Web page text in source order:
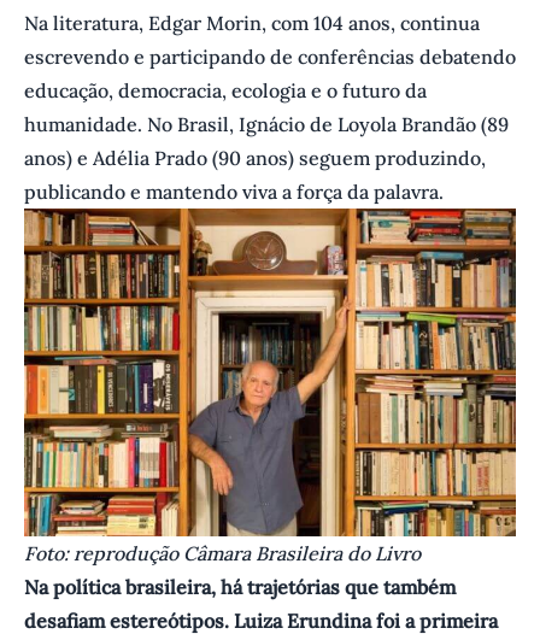
Na literatura, Edgar Morin, com 104 anos, continua
escrevendo e participando de conferências debatendo
educação, democracia, ecologia e o futuro da
humanidade. No Brasil, Ignácio de Loyola Brandão (89
anos) e Adélia Prado (90 anos) seguem produzindo,
publicando e mantendo viva a força da palavra.
F oto: reprodução Câmara Brasileira do Livro
Na política brasileira, há trajetórias que também
desafiam estereótipos. Luiza Erundina foi a primeira